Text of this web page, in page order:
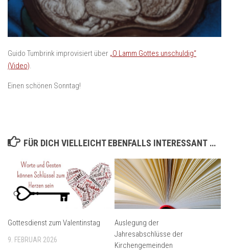
Guido Tumbrink improvisiert über „O Lamm Gottes unschuldig“
(Video).
Einen schönen Sonntag!
FÜR DICH VIELLEICHT EBENFALLS INTERESSANT …
Gottesdienst zum Valentinstag
9. FEBRUAR 2026
Auslegung der
Jahresabschlüsse der
Kirchengemeinden